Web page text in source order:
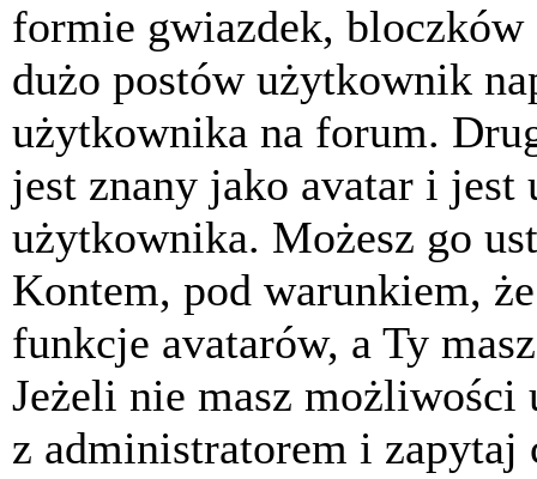
formie gwiazdek,
dużo postów użytkownik
użytkownika na forum.
jest znany jako avatar i jest
użytkownika. Możesz go
Kontem, pod warunkiem,
funkcje avatarów, a Ty
Jeżeli nie masz możliwości
z administratorem i zapytaj